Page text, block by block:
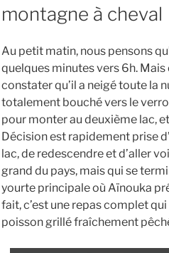
montagne à cheval
Au petit matin, nous pensons
quelques minutes vers 6h.
constater qu’il a neigé toute la
totalement bouché vers le
pour monter au deuxième lac,
Décision est rapidement prise
lac, de redescendre et d’aller
grand du pays, mais qui se
yourte principale où Aïnouka
fait, c’est une repas complet
poisson grillé fraîchement